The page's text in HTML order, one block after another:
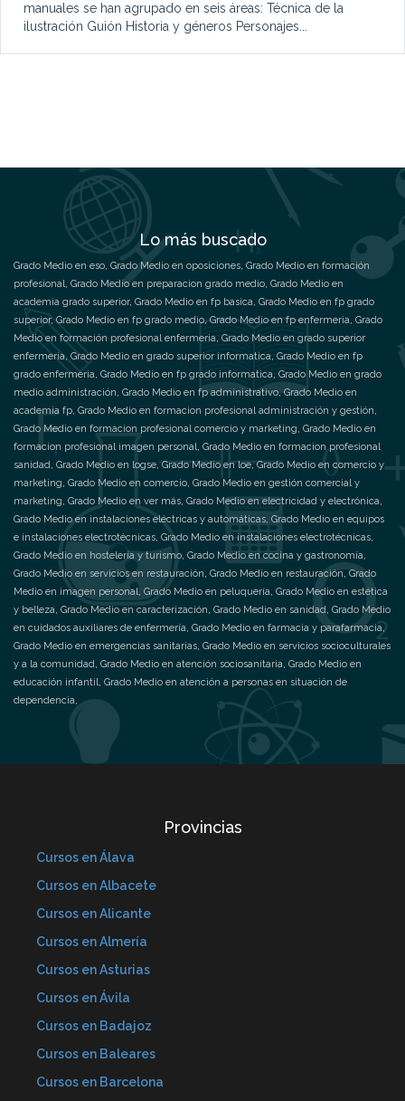
manuales se han agrupado en seis áreas: Técnica de la
ilustración Guión Historia y géneros Personajes...
Lo más buscado
Grado Medio en eso, Grado Medio en oposiciones, Grado Medio en formación
profesional, Grado Medio en preparacion grado medio, Grado Medio en
academia grado superior, Grado Medio en fp basica, Grado Medio en fp grado
superior,Grado Medio en fp grado medio,Grado Medio en fp enfermeria, Grado
Medio en formación profesional enfermeria, Grado Medio en grado superior
enfermeria, Grado Medio en grado superior informatica, Grado Medio en fp
grado enfermeria, Grado Medio en fp grado informatica, Grado Medio en grado
medio administración, Grado Medio en fp administrativo,Grado Medio en
academia fp, Grado Medio en formacion profesional administración y gestión,
Grado Medio en formacion profesional comercio y marketing, Grado Medio en
formacion profesional imagen personal, Grado Medio en formacion profesional
sanidad, Grado Medio en logse,Grado Medio en loe,Grado Medio en comercio y
marketing, Grado Medio en comercio, Grado Medio en gestión comercial y
marketing, Grado Medio en ver más, Grado Medio en electricidad y electrónica,
Grado Medio en instalaciones eléctricas y automáticas, Grado Medio en equipos
e instalaciones electrotécnicas, Grado Medio en instalaciones electrotécnicas,
Grado Medio en hostelería y turismo, Grado Medio en cocina y gastronomía,
Grado Medio en servicios en restauración, Grado Medio en restauración,Grado
Medio en imagen personal, Grado Medio en peluquería, Grado Medio en estética
y belleza, Grado Medio en caracterización, Grado Medio en sanidad, Grado Medio
en cuidados auxiliares de enfermería, Grado Medio en farmacia y parafarmacia,
Grado Medio en emergencias sanitarias, Grado Medio en servicios socioculturales
y a la comunidad, Grado Medio en atención sociosanitaria, Grado Medio en
educación infantil, Grado Medio en atención a personas en situación de
dependencia,
Provincias
Cursos en Álava
Cursos en Albacete
Cursos en Alicante
Cursos en Almería
Cursos en Asturias
Cursos en Ávila
Cursos en Badajoz
Cursos en Baleares
Cursos en Barcelona